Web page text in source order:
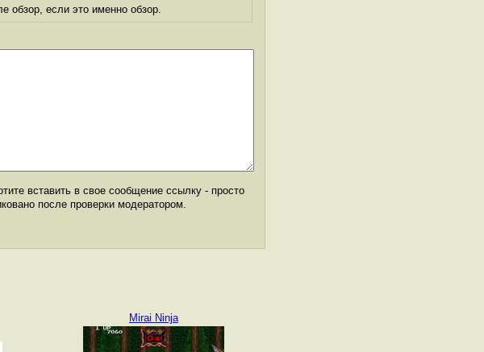
обзор, если это именно обзор.
вставить в свое сообщение ссылку - просто
после проверки модератором.
Mirai Ninja